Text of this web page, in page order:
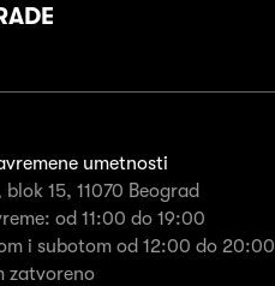
umetnosti
blok 15, 11070 Beograd
od 11:00 do 19:00
i subotom od 12:00 do 20:00
zatvoreno